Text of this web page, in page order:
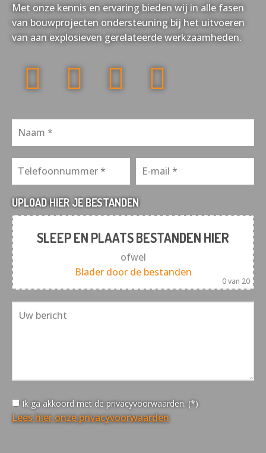
Met onze kennis en ervaring bieden wij in alle fasen
van bouwprojecten ondersteuning bij het uitvoeren
van aan explosieven gerelateerde werkzaamheden.
UPLOAD HIER JE BESTANDEN
SLEEP EN PLAATS BESTANDEN HIER
ofwel
Blader door de bestanden
0van 20
Ik ga akkoord met de privacyvoorwaarden. (*)
Lees hier onze privacyvoorwaarden